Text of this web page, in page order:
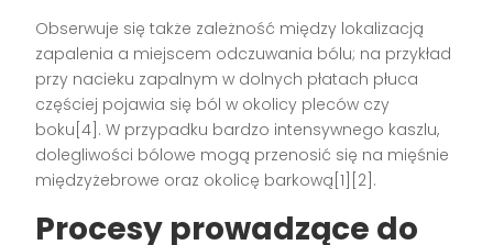
Obserwuje się także zależność między lokalizacją
zapalenia a miejscem odczuwania bólu; na przykład
przy nacieku zapalnym w dolnych płatach płuca
częściej pojawia się ból w okolicy pleców czy
boku[4]. W przypadku bardzo intensywnego kaszlu,
dolegliwości bólowe mogą przenosić się na mięśnie
międzyżebrowe oraz okolicę barkową[1][2].
Procesy prowadzące do